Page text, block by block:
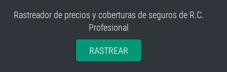
Rastreador de precios y coberturas de seguros de R.C.
Profesional
RASTREAR